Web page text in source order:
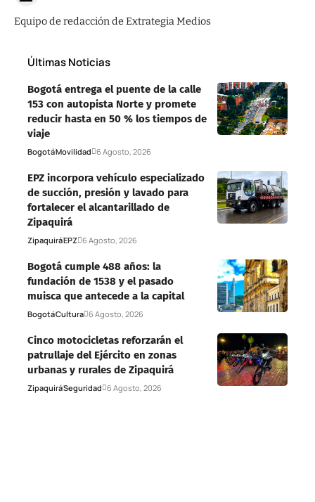
Equipo de redacción de Extrategia Medios
Últimas Noticias
Bogotá entrega el puente de la calle
153 con autopista Norte y promete
reducir hasta en 50 % los tiempos de
viaje
BogotáMovilidad 6 Agosto, 2026
EPZ incorpora vehículo especializado
de succión, presión y lavado para
fortalecer el alcantarillado de
Zipaquirá
ZipaquiráEPZ 6 Agosto, 2026
Bogotá cumple 488 años: la
fundación de 1538 y el pasado
muisca que antecede a la capital
BogotáCultura 6 Agosto, 2026
Cinco motocicletas reforzarán el
patrullaje del Ejército en zonas
urbanas y rurales de Zipaquirá
ZipaquiráSeguridad 6 Agosto, 2026